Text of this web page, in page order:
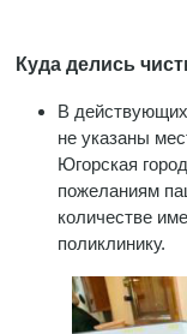
Куда делись
В действующих
не указаны
Югорская
пожеланиям
количестве
поликлинику.